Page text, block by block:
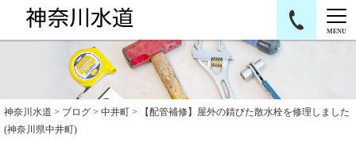
MENU
神奈川水道 > ブログ > 中井町 > 【配管補修】屋外の錆びた散水栓を修理しました
(神奈川県中井町)